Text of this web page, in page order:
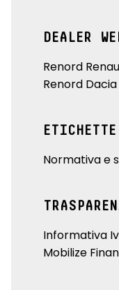
DEALER
Renord
Renord
Normativa e
Informativa
Mobilize